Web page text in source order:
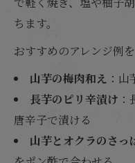
ちます。
おすすめのアレンジ例
山芋の梅肉和え ：
長芋のピリ辛漬け
唐辛子で漬ける
山芋とオクラのさっ